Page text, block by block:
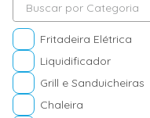
Fritadeira Elétrica
Liquidificador
Grill e Sanduicheiras
Chaleira